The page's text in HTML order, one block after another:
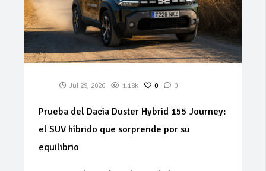
Jul 29, 2026 1.18k 0 0
Prueba del Dacia Duster Hybrid 155 Journey:
el SUV híbrido que sorprende por su
equilibrio